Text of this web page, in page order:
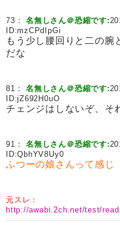
73：名無しさん＠恐縮です:
ID:mzCPdIpGi
もう少し腰回りと二の腕
だな
81：名無しさん＠恐縮です:
ID:jZ692H0uO
チェンジはしないぞ、そ
91：名無しさん＠恐縮です:
ID:QbhYV8Uy0
ふつーの娘さんって感じ
元スレ：
http://awabi.2ch.net/test/